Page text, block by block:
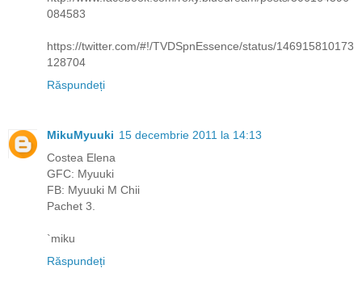
084583
https://twitter.com/#!/TVDSpnEssence/status/146915810173
128704
Răspundeți
MikuMyuuki 15 decembrie 2011 la 14:13
Costea Elena
GFC: Myuuki
FB: Myuuki M Chii
Pachet 3.
`miku
Răspundeți